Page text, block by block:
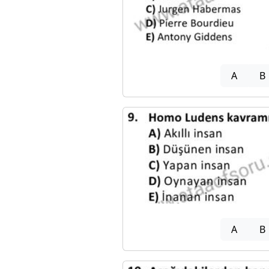
A B
A B